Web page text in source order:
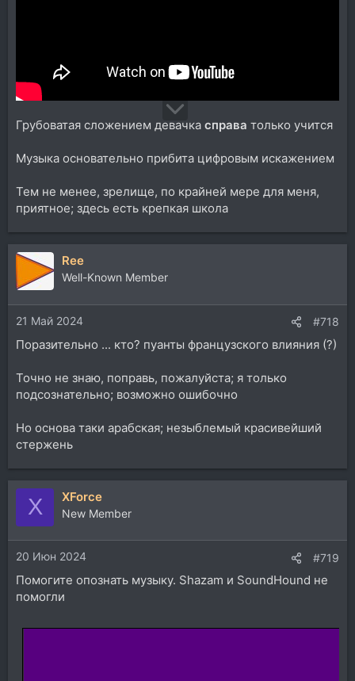
Грубоватая сложением девачка справа только учится
Музыка основательно прибита цифровым искажением
Тем не менее, зрелище, по крайней мере для меня,
приятное; здесь есть крепкая школа
Ree
Well-Known Member
21 Май 2024 #718
Поразительно ... кто? пуанты французского влияния (?)
Точно не знаю, поправь, пожалуйста; я только
подсознательно; возможно ошибочно
Но основа таки арабская; незыблемый красивейший
стержень
X XForce
New Member
20 Июн 2024 #719
Помогите опознать музыку. Shazam и SoundHound не
помогли